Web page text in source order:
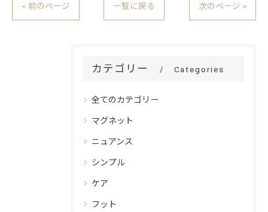
< 前のページ 一覧に戻る 次のページ >
カテゴリー Categories
全てのカテゴリー
マグネット
ニュアンス
シンプル
ケア
フット